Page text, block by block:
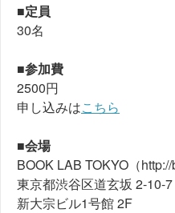
■定員
30名
■参加費
2500円
申し込みはこちら
■会場
BOOK LAB TOKYO（http://
東京都渋谷区道玄坂 2-10-7
新大宗ビル1号館 2F